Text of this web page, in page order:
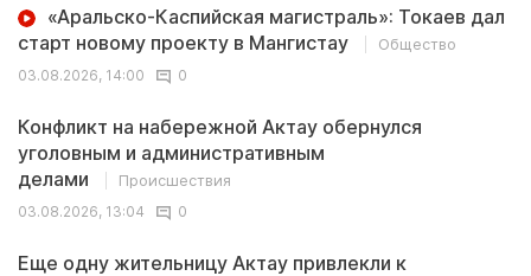
«Аральско-Каспийская магистраль»: Токаев дал
старт новому проекту в Мангистау
Общество
03.08.2026, 14:00
0
Конфликт на набережной Актау обернулся
уголовным и административным
делами
Происшествия
03.08.2026, 13:04
0
Еще одну жительницу Актау привлекли к